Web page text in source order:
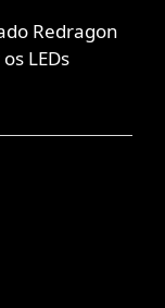
Redragon
LEDs